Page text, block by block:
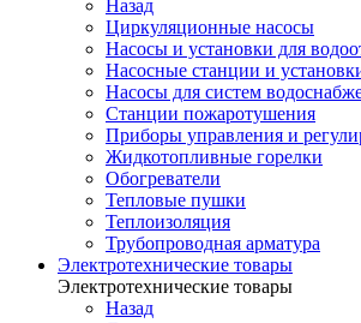
Назад
Циркуляционные насосы
Насосы и установки для
Насосные станции и
Насосы для систем
Станции пожаротушения
Приборы управления и
Жидкотопливные горелки
Обогреватели
Тепловые пушки
Теплоизоляция
Трубопроводная арматура
Электротехнические товары
Электротехнические товары
Назад